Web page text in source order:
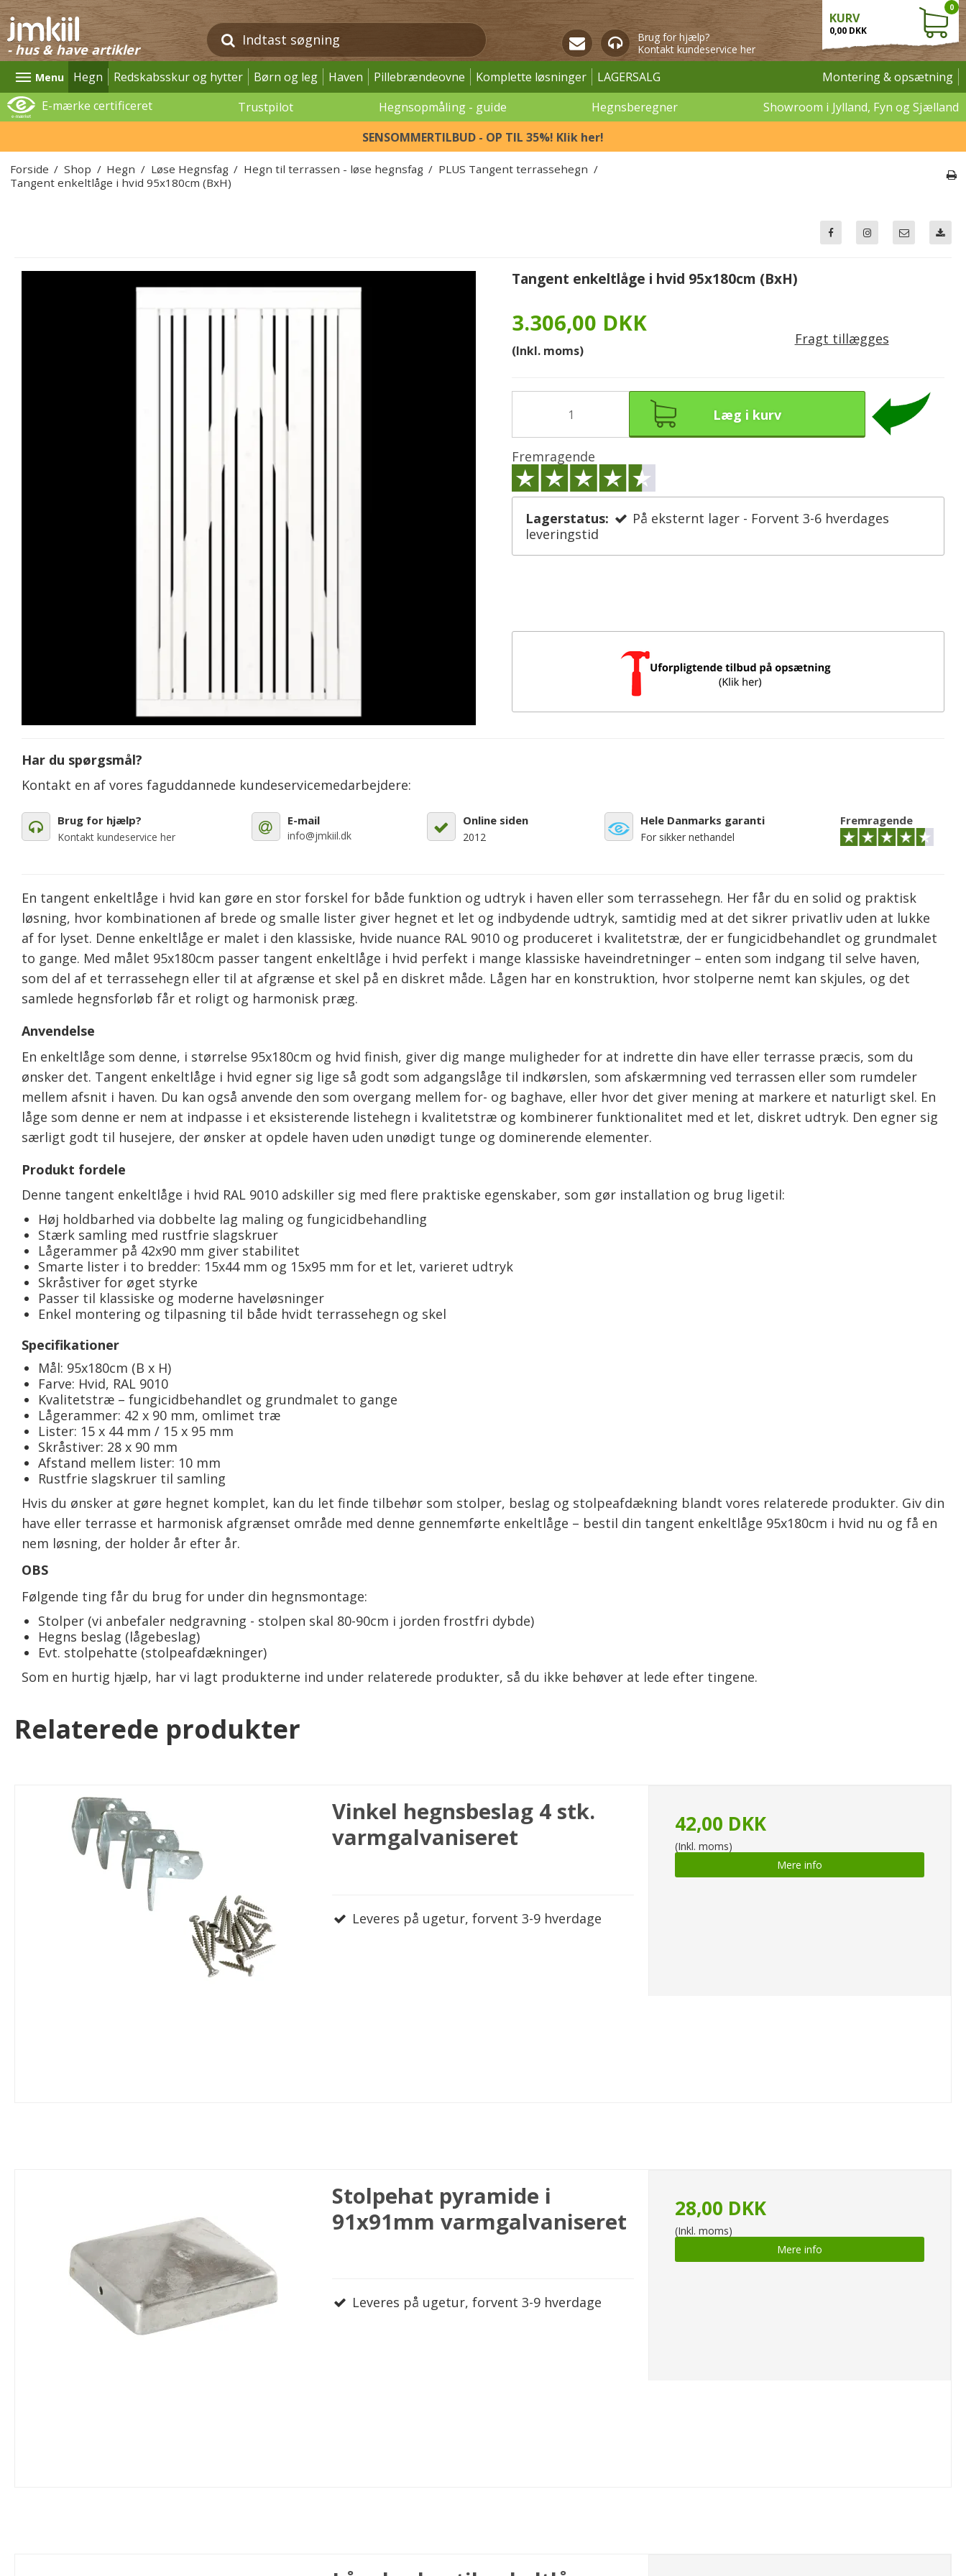
- hus & have artikler
Brug for hjælp?
Kontakt kundeservice her
KURV
0,00 DKK
0
Menu Hegn Redskabsskur og hytter Børn og leg Haven Pillebrændeovne Komplette løsninger LAGERSALG
Montering & opsætning
E-mærke certificeret
Trustpilot Hegnsopmåling - guide Hegnsberegner
Showroom i Jylland, Fyn og Sjælland
SENSOMMERTILBUD - OP TIL 35%! Klik her!
Forside / Shop / Hegn / Løse Hegnsfag / Hegn til terrassen - løse hegnsfag / PLUS Tangent terrassehegn /
Tangent enkeltlåge i hvid 95x180cm (BxH)
Tangent enkeltlåge i hvid 95x180cm (BxH)
3.306,00 DKK
(Inkl. moms)
Fragt tillægges
Læg i kurv
Fremragende
Lagerstatus:
På eksternt lager - Forvent 3-6 hverdages
leveringstid
Har du spørgsmål?
Kontakt en af vores faguddannede kundeservicemedarbejdere:
Brug for hjælp?
Kontakt kundeservice her
E-mail
info@jmkiil.dk
Online siden
2012
Hele Danmarks garanti
For sikker nethandel
Fremragende
En tangent enkeltlåge i hvid kan gøre en stor forskel for både funktion og udtryk i haven eller som terrassehegn. Her får du en solid og praktisk
løsning, hvor kombinationen af brede og smalle lister giver hegnet et let og indbydende udtryk, samtidig med at det sikrer privatliv uden at lukke
af for lyset. Denne enkeltlåge er malet i den klassiske, hvide nuance RAL 9010 og produceret i kvalitetstræ, der er fungicidbehandlet og grundmalet
to gange. Med målet 95x180cm passer tangent enkeltlåge i hvid perfekt i mange klassiske haveindretninger – enten som indgang til selve haven,
som del af et terrassehegn eller til at afgrænse et skel på en diskret måde. Lågen har en konstruktion, hvor stolperne nemt kan skjules, og det
samlede hegnsforløb får et roligt og harmonisk præg.
Anvendelse
En enkeltlåge som denne, i størrelse 95x180cm og hvid finish, giver dig mange muligheder for at indrette din have eller terrasse præcis, som du
ønsker det. Tangent enkeltlåge i hvid egner sig lige så godt som adgangslåge til indkørslen, som afskærmning ved terrassen eller som rumdeler
mellem afsnit i haven. Du kan også anvende den som overgang mellem for- og baghave, eller hvor det giver mening at markere et naturligt skel. En
låge som denne er nem at indpasse i et eksisterende listehegn i kvalitetstræ og kombinerer funktionalitet med et let, diskret udtryk. Den egner sig
særligt godt til husejere, der ønsker at opdele haven uden unødigt tunge og dominerende elementer.
Produkt fordele
Denne tangent enkeltlåge i hvid RAL 9010 adskiller sig med flere praktiske egenskaber, som gør installation og brug ligetil:
Høj holdbarhed via dobbelte lag maling og fungicidbehandling
Stærk samling med rustfrie slagskruer
Lågerammer på 42x90 mm giver stabilitet
Smarte lister i to bredder: 15x44 mm og 15x95 mm for et let, varieret udtryk
Skråstiver for øget styrke
Passer til klassiske og moderne haveløsninger
Enkel montering og tilpasning til både hvidt terrassehegn og skel
Specifikationer
Mål: 95x180cm (B x H)
Farve: Hvid, RAL 9010
Kvalitetstræ – fungicidbehandlet og grundmalet to gange
Lågerammer: 42 x 90 mm, omlimet træ
Lister: 15 x 44 mm / 15 x 95 mm
Skråstiver: 28 x 90 mm
Afstand mellem lister: 10 mm
Rustfrie slagskruer til samling
Hvis du ønsker at gøre hegnet komplet, kan du let finde tilbehør som stolper, beslag og stolpeafdækning blandt vores relaterede produkter. Giv din
have eller terrasse et harmonisk afgrænset område med denne gennemførte enkeltlåge – bestil din tangent enkeltlåge 95x180cm i hvid nu og få en
nem løsning, der holder år efter år.
OBS
Følgende ting får du brug for under din hegnsmontage:
Stolper (vi anbefaler nedgravning - stolpen skal 80-90cm i jorden frostfri dybde)
Hegns beslag (lågebeslag)
Evt. stolpehatte (stolpeafdækninger)
Som en hurtig hjælp, har vi lagt produkterne ind under relaterede produkter, så du ikke behøver at lede efter tingene.
Relaterede produkter
Vinkel hegnsbeslag 4 stk.
varmgalvaniseret
Leveres på ugetur, forvent 3-9 hverdage
42,00 DKK
(Inkl. moms)
Mere info
Stolpehat pyramide i
91x91mm varmgalvaniseret
Leveres på ugetur, forvent 3-9 hverdage
28,00 DKK
(Inkl. moms)
Mere info